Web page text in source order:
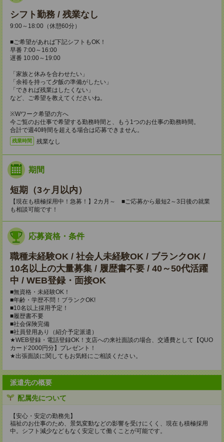
シフト勤務 / 残業なし
9:00～18:00（休憩60分）
■ご希望があれば下記シフトもOK！
早番 7:00～16:00
遅番 10:00～19:00
「家族と休みを合わせたい」
「余裕を持って夕飯の準備がしたい」
「できれば残業はしたくない」
など、ご希望を教えてくださいね。
※Wワーク希望の方へ
今ご覧のお仕事で希望する勤務時間と、もう1つのお仕事の勤務時間。
合計で週40時間を超える場合は応募できません。
残業時間 残業なし
期間
短期（3ヶ月以内）
【現在も積極採用中！急募！】2カ月～ ■ご応募から最短2～3日後の就業
も相談可能です！
応募資格・条件
職種未経験OK / 社会人未経験OK / ブランクOK /
10名以上の大量募集 / 履歴書不要 / 40～50代活躍
中 / WEB登録・面接OK
■無資格・未経験OK！
■年齢・学歴不問！ブランクOK!
■10名以上採用予定！
■履歴書不要
■社会保険完備
■社員登用あり（紹介予定派遣）
★WEB登録・電話登録OK！支店への来社面談の場合、交通費として【QUO
カード2000円分】プレゼント！
★出張面談に関してもお気軽にご相談ください。
派遣先の概要
配属先について
【安心・安定の勤務先】
福祉のお仕事のため、景気変動などの影響を受けにくく、現在も積極採用
中。シフト減少などもなく安定して働くことが可能です。